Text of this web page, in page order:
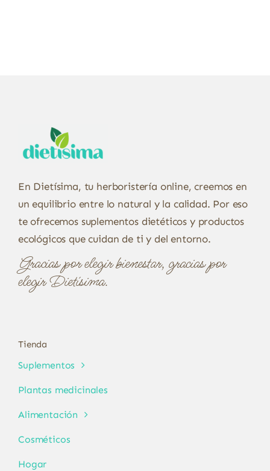
En Dietísima, tu herboristería online, creemos en
un equilibrio entre lo natural y la calidad. Por eso
te ofrecemos suplementos dietéticos y productos
ecológicos que cuidan de ti y del entorno.
Gracias por elegir bienestar, gracias por
elegir Dietísima.
Tienda
Suplementos
Plantas medicinales
Alimentación
Cosméticos
Hogar